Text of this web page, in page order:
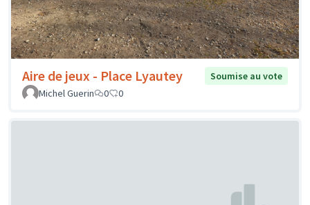
Aire de jeux - Place Lyautey
Soumise au vote
Michel Guerin
0 0